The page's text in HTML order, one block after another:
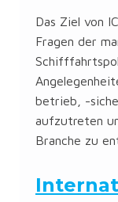
Das Ziel von
Fragen der
betrieb, -
aufzutreten
Branche zu